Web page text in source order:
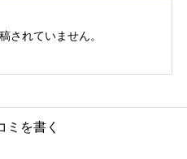
されていません。
ミを書く